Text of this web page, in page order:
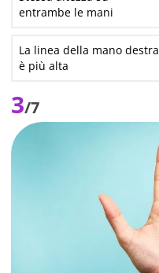
entrambe le mani
La linea della mano destra
è più alta
3/7